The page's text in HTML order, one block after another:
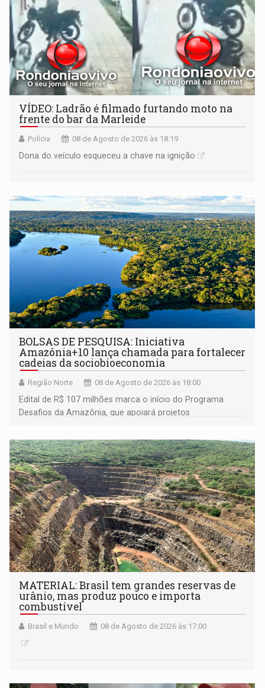
VÍDEO: Ladrão é filmado furtando moto na
frente do bar da Marleide
Polícia 08 de Agosto de 2026 às 18:19
Dona do veículo esqueceu a chave na ignição
BOLSAS DE PESQUISA: Iniciativa
Amazônia+10 lança chamada para fortalecer
cadeias da sociobioeconomia
Região Norte 08 de Agosto de 2026 às 18:00
Edital de R$ 107 milhões marca o início do Programa
Desafios da Amazônia, que apoiará projetos
submissão de pré-propostas poderá ser feita até 1º de
setembro
MATERIAL: Brasil tem grandes reservas de
urânio, mas produz pouco e importa
combustível
Brasil e Mundo 08 de Agosto de 2026 às 17:00